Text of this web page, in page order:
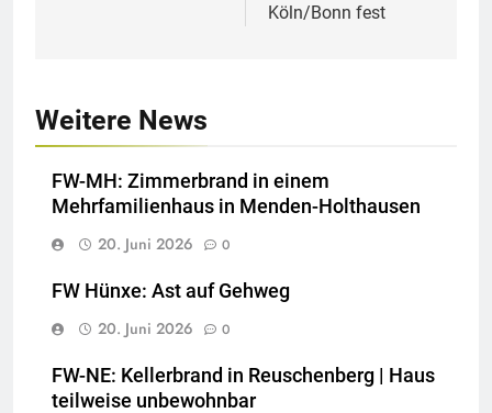
Köln/Bonn fest
Weitere News
FW-MH: Zimmerbrand in einem
Mehrfamilienhaus in Menden-Holthausen
20. Juni 2026
0
FW Hünxe: Ast auf Gehweg
20. Juni 2026
0
FW-NE: Kellerbrand in Reuschenberg | Haus
teilweise unbewohnbar